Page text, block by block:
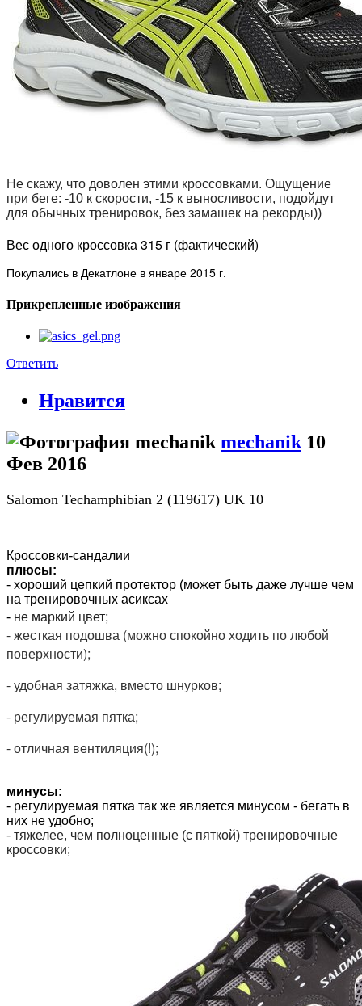
Не скажу, что доволен этими кроссовками. Ощущение
при беге: -10 к скорости, -15 к выносливости, подойдут
для обычных тренировок, без замашек на рекорды))
Вес одного кроссовка 315 г (фактический)
Покупались в Декатлоне в январе 2015 г.
Прикрепленные изображения
Ответить
Нравится
mechanik 10
Фев 2016
Salomon Techamphibian 2 (119617) UK 10
Кроссовки-сандалии
плюсы:
- хороший цепкий протектор (может быть даже лучше чем
на тренировочных асиксах
- не маркий цвет;
- жесткая подошва (можно спокойно ходить по любой
поверхности);
- удобная затяжка, вместо шнурков;
- регулируемая пятка;
- отличная вентиляция(!);
минусы:
- регулируемая пятка так же является минусом - бегать в
них не удобно;
- тяжелее, чем полноценные (с пяткой) тренировочные
кроссовки;